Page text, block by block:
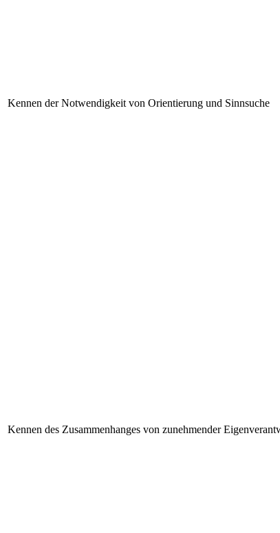
Kennen der Notwendigkeit von Orientierung und Sinnsuche
Kennen des Zusammenhanges von zunehmender